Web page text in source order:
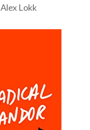
Alex Lokk